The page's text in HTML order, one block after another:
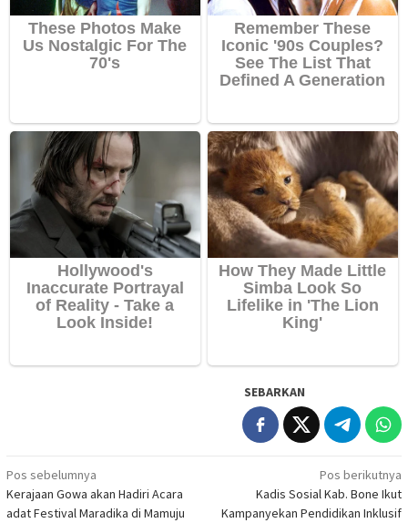
SEBARKAN
Navigasi
pos
Pos sebelumnya
Kerajaan Gowa akan Hadiri Acara
adat Festival Maradika di Mamuju
Pos berikutnya
Kadis Sosial Kab. Bone Ikut
Kampanyekan Pendidikan Inklusif